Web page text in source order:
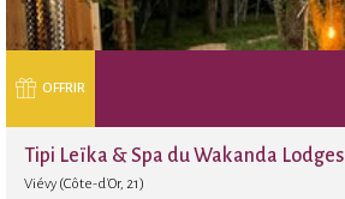
OFFRIR
Tipi Leïka & Spa du Wakanda Lodges
Viévy (Côte-d'Or, 21)